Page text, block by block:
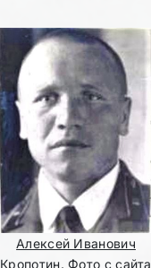
Алексей Иванович
Кропотин. Фото с сайта